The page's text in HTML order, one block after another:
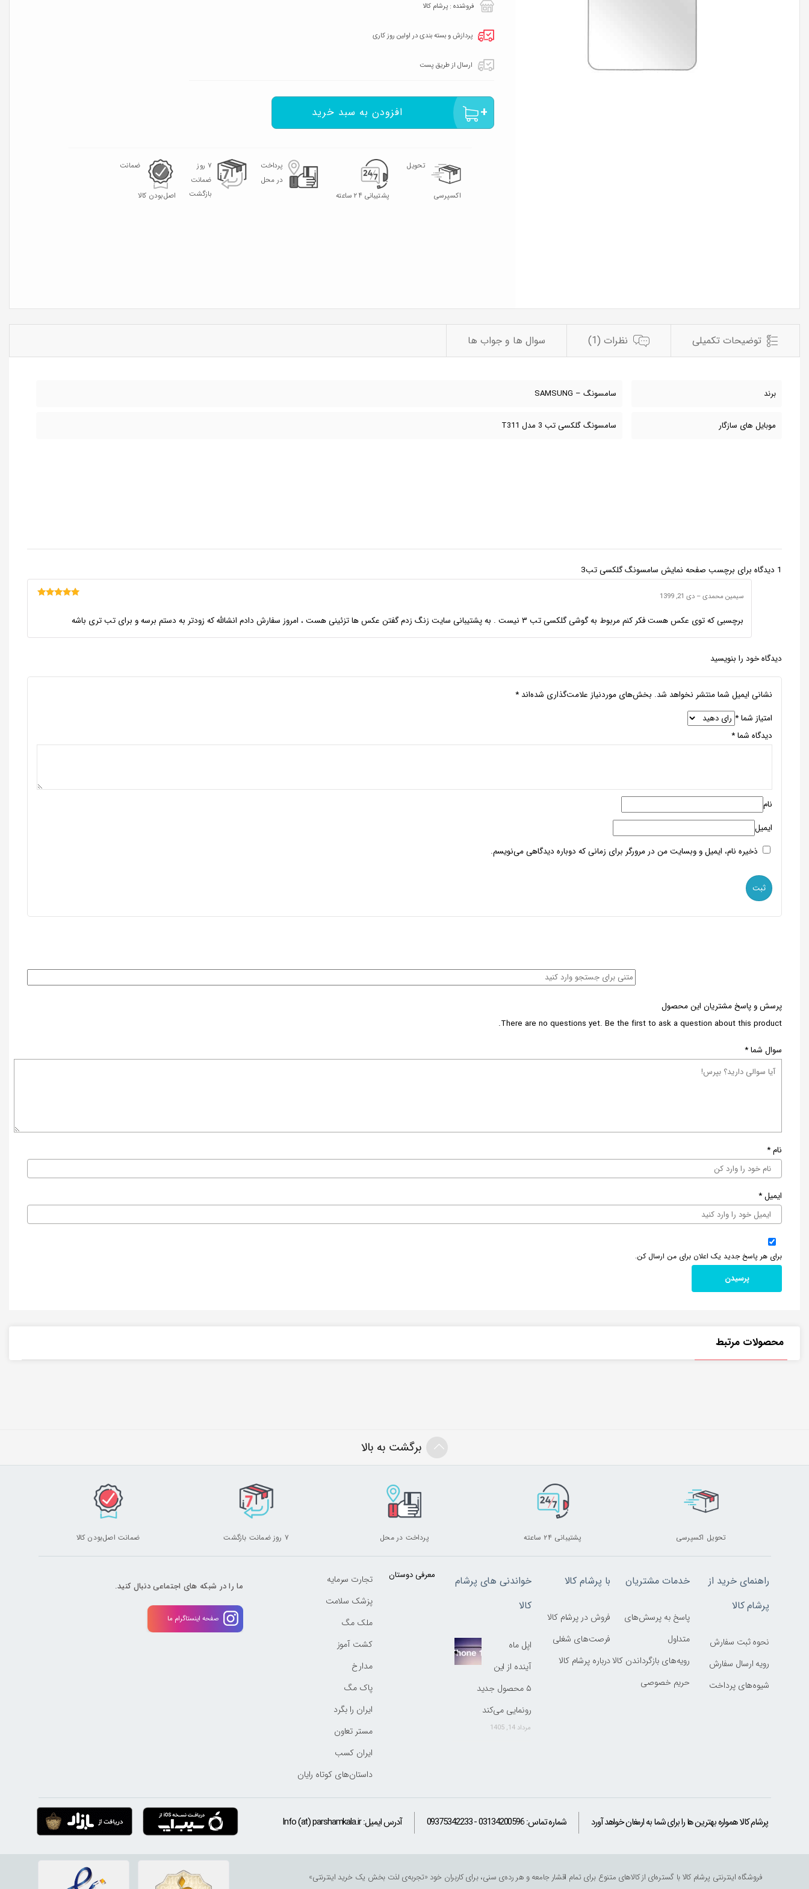
فروشنده : پرشام کالا
پردازش و بسته بندی در اولین روز کاری
ارسال از طریق پست
افزودن به سبد خرید
تحویل
اکسپرسی پشتیبانی ۲۴ ساعته
پرداخت
در محل
۷ روز
ضمانت
بازگشت
ضمانت
اصل‌بودن کالا
توضیحات تکمیلی نظرات (1) سوال ها و جواب ها
برند سامسونگ – SAMSUNG
موبایل های سازگار سامسونگ گلکسی تب 3 مدل T311
1 دیدگاه برای برچسب صفحه نمایش سامسونگ گلکسی تب3
سیمین محمدی– دی 21, 1399
برچسبی که توی عکس هست فکر کنم مربوط به گوشی گلکسی تب ۳ نیست . به پشتیبانی سایت زنگ زدم گفتن عکس ها تزئینی هست ، امروز سفارش دادم انشالله که زودتر به دستم برسه و برای تب تری باشه
دیدگاه خود را بنویسید
نشانی ایمیل شما منتشر نخواهد شد. بخش‌های موردنیاز علامت‌گذاری شده‌اند *
امتیاز شما*
دیدگاه شما*
نام
ایمیل
ذخیره نام، ایمیل و وبسایت من در مرورگر برای زمانی که دوباره دیدگاهی می‌نویسم.
پرسش و پاسخ مشتریان این محصول
There are no questions yet. Be the first to ask a question about this product.
سوال شما*
نام*
ایمیل*
برای هر پاسخ جدید یک اعلان برای من ارسال کن.
محصولات مرتبط
برگشت به بالا
تحویل اکسپرسی پشتیبانی ۲۴ ساعته پرداخت در محل ۷ روز ضمانت بازگشت ضمانت اصل‌بودن کالا
راهنمای خرید از
پرشام کالا
نحوه ثبت سفارش
رویه ارسال سفارش
شیوه‌های پرداخت
خدمات مشتریان
پاسخ به پرسش‌های
متداول
رویه‌های بازگرداندن کالا
حریم خصوصی
با پرشام کالا
فروش در پرشام کالا
فرصت‌های شغلی
درباره پرشام کالا
خواندنی های پرشام
کالا
اپل ماه
آینده از این
۵ محصول جدید
رونمایی می‌کند
مرداد 14, 1405
معرفی دوستان
تجارت سرمایه
پزشک سلامت
ملک مگ
کشت آموز
مدارخ
پاک مگ
ایران را بگرد
مستر تعاون
ایران کسب
داستان‌های کوتاه رایان
ما را در شبکه های اجتماعی دنبال کنید.
صفحه اینستاگرام ما
پرشام کالا همواره بهترین ها را برای شما به ارمغان خواهد آورد شماره تماس:09375342233 - 03134200596 آدرس ایمیل:Info (at) parshamkala.ir
فروشگاه اینترنتی پرشام کالا با گستره‌ای از کالاهای متنوع برای تمام اقشار جامعه و هر رده‌ی سنی، برای کاربران خود «تجربه‌ی لذت ‌بخش یک خرید اینترنتی» را تداعی می‌کند. «ارسال سریع»، «ضمانت بهترین قیمت» و «تضمین اصل